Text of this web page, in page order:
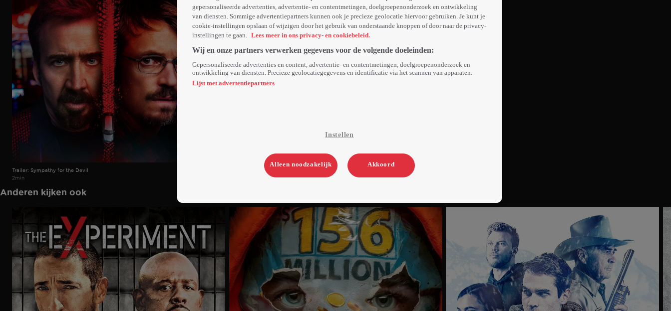
Trailer: Sympathy for the Devil
2min
Zo 23 nov 25
Anderen kijken ook
gepersonaliseerde advertenties, advertentie- en contentmetingen, doelgroepenonderzoek en ontwikkeling
van diensten. Sommige advertentiepartners kunnen ook je precieze geolocatie hiervoor gebruiken. Je kunt je
cookie-instellingen opslaan of wijzigen door het gebruik van onderstaande knoppen of door naar de privacy-
instellingen te gaan.
Lees meer in ons privacy- en cookiebeleid.
Wij en onze partners verwerken gegevens voor de volgende doeleinden:
Gepersonaliseerde advertenties en content, advertentie- en contentmetingen, doelgroepenonderzoek en
ontwikkeling van diensten. Precieze geolocatiegegevens en identificatie via het scannen van apparaten.
Lijst met advertentiepartners
Instellen
Alleen noodzakelijk Akkoord